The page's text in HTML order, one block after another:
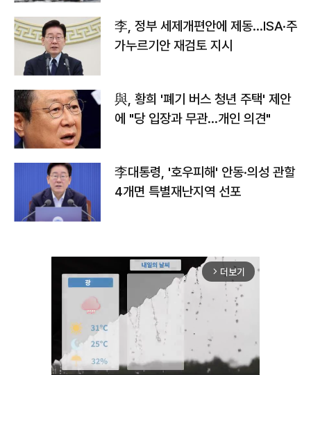
李, 정부 세제개편안에 제동…ISA·주
가누르기안 재검토 지시
與, 황희 '폐기 버스 청년 주택' 제안
에 "당 입장과 무관…개인 의견"
李대통령, '호우피해' 안동·의성 관할
4개면 특별재난지역 선포
arrow_forward_ios 더보기